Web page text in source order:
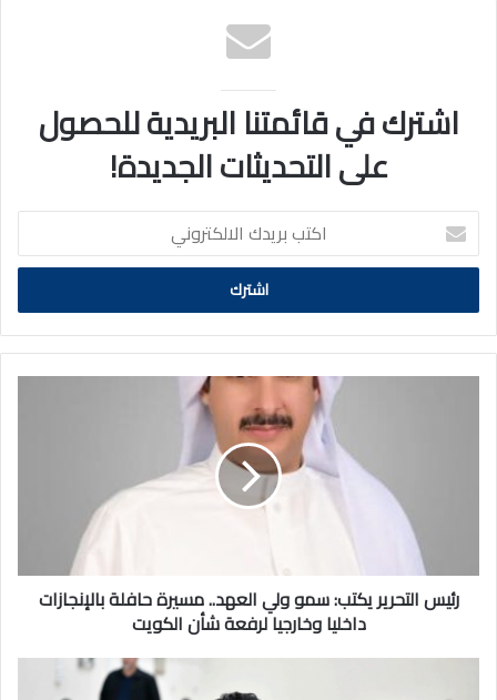
اشترك في قائمتنا البريدية للحصول
على التحديثات الجديدة!
اكتب
بريدك
الالكتروني
بالإنجازات
داخليا
وخارجيا
شأن
رئيس التحرير يكتب: سمو ولي العهد.. مسيرة حافلة بالإنجازات
داخليا وخارجيا لرفعة شأن الكويت